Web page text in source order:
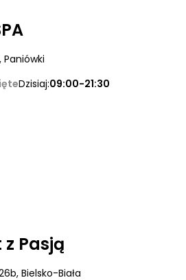
, Paniówki
Dzisiaj:09:00-21:30
Pasją
, Bielsko-Biała